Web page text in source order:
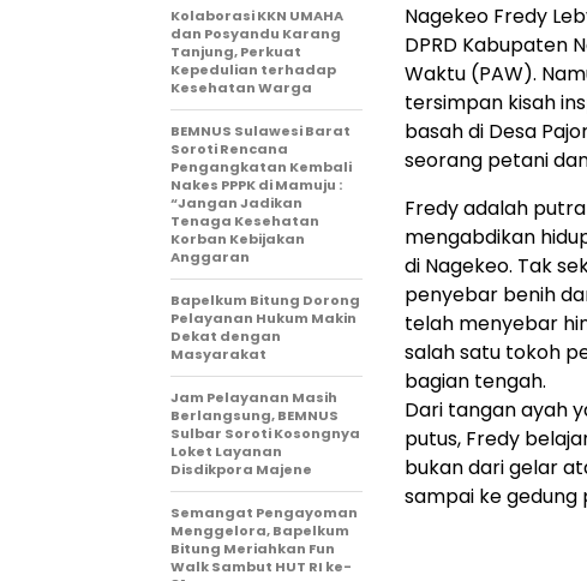
Nagekeo Fredy
DPRD Kabupaten
Waktu (PAW).
tersimpan kisah
basah di Desa
seorang petani
Fredy adalah
mengabdikan
di Nagekeo. Tak
penyebar benih
telah menyebar
salah satu tokoh
bagian tengah.
Dari tangan ayah
putus, Fredy
bukan dari gelar
sampai ke gedung
Kolaborasi KKN UMAHA
dan Posyandu Karang
Tanjung, Perkuat
Kepedulian terhadap
Kesehatan Warga
BEMNUS Sulawesi Barat
Soroti Rencana
Pengangkatan Kembali
Nakes PPPK di Mamuju :
“Jangan Jadikan
Tenaga Kesehatan
Korban Kebijakan
Anggaran
Bapelkum Bitung Dorong
Pelayanan Hukum Makin
Dekat dengan
Masyarakat
Jam Pelayanan Masih
Berlangsung, BEMNUS
Sulbar Soroti Kosongnya
Loket Layanan
Disdikpora Majene
Semangat Pengayoman
Menggelora, Bapelkum
Bitung Meriahkan Fun
Walk Sambut HUT RI ke-